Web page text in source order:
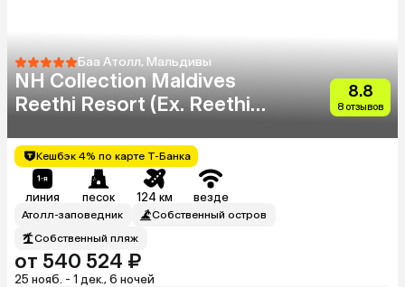
Баа Атолл, Мальдивы
NH Collection Maldives
Reethi Resort (Ex. Reethi
8.8
8 отзывов
Кешбэк 4% по карте Т-Банка
линия песок 124 км везде
Атолл-заповедник
Собственный остров
Собственный пляж
от 540 524 ₽
25 нояб. - 1 дек., 6 ночей